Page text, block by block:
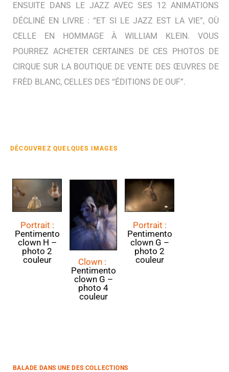
ENSUITE DANS LE JAZZ AVEC SES 12 ANIMATIONS
DÉCLINÉ EN LIVRE : “ET SI LE JAZZ EST LA VIE”, OÙ
CELLE EN HOMMAGE À WILLIAM KLEIN. VOUS
POURREZ ACHETER CERTAINES DE CES PHOTOS DE
CIRQUE SUR LA BOUTIQUE DE VENTE DES ŒUVRES DE
FRÈD BLANC, CELLES DES “ÉDITIONS DE OUF”.
DÉCOUVREZ QUELQUES IMAGES
Portrait :
Pentimento
clown H –
photo 2
couleur
Clown :
Pentimento
clown G –
photo 4
couleur
Portrait :
Pentimento
clown G –
photo 2
couleur
BALADE DANS UNE DES COLLECTIONS